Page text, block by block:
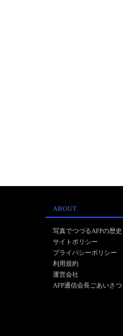
ABOUT
写真でつづるAFPの歴史
サイトポリシー
プライバシーポリシー
利用規約
運営会社
AFP通信会長ごあいさつ